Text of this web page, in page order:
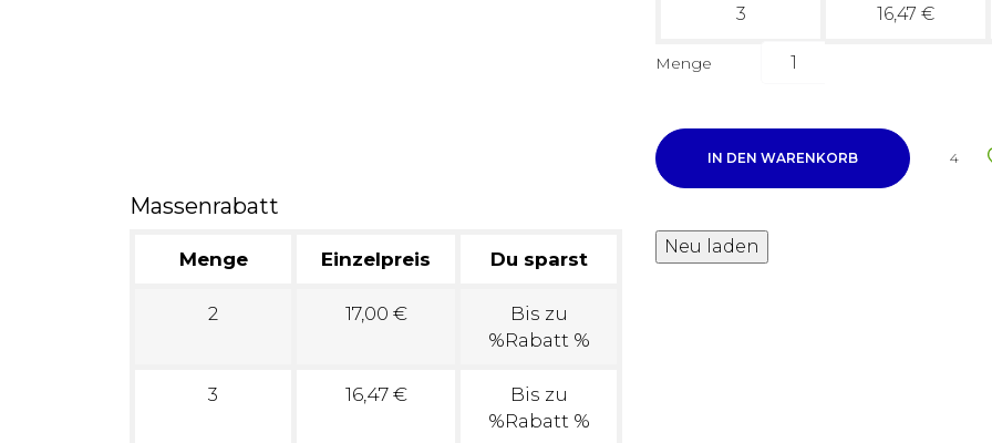
Massenrabatt
Menge Einzelpreis Du sparst
2 17,00 €
Bis zu
%Rabatt %
3 16,47 €
Bis zu
%Rabatt %
3 16,47 €
Menge
IN DEN WARENKORB 4